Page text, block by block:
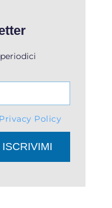
Privacy Policy
ISCRIVIMI